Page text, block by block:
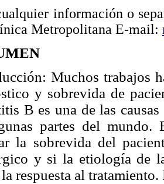
información o
Metropolitana E-mail:
Muchos trabajos
y sobrevida de
B es una de las
partes del
la sobrevida del
y si la etiología de
respuesta al